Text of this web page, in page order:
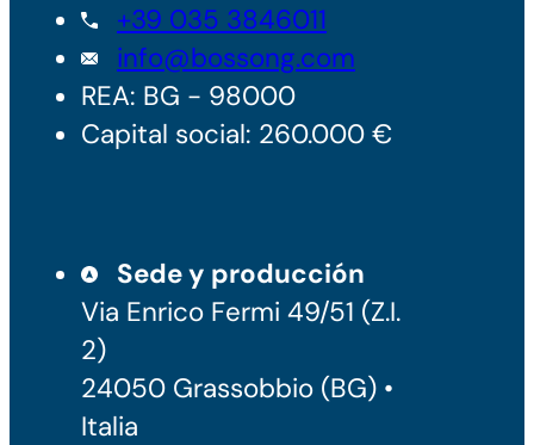
+39 035 3846011
info@bossong.com
REA: BG - 98000
Capital social: 260.000 €
Sede y producción
Via Enrico Fermi 49/51 (Z.I.
2)
24050 Grassobbio (BG) •
Italia